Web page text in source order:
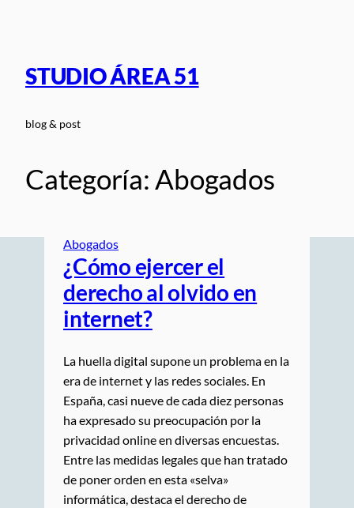
STUDIO ÁREA 51
blog & post
Categoría:Abogados
Abogados
¿Cómo ejercer el
derecho al olvido en
internet?
La huella digital supone un problema en la
era de internet y las redes sociales. En
España, casi nueve de cada diez personas
ha expresado su preocupación por la
privacidad online en diversas encuestas.
Entre las medidas legales que han tratado
de poner orden en esta «selva»
informática, destaca el derecho de